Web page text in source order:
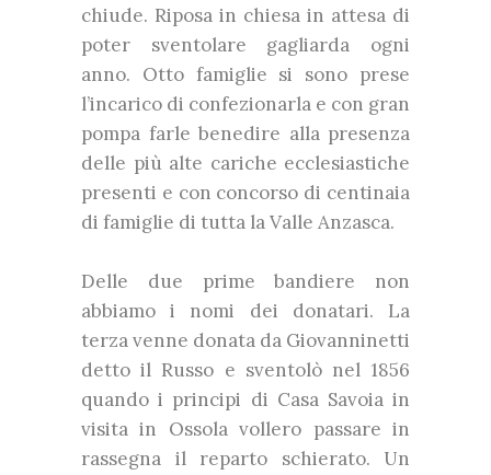
chiude. Riposa in chiesa in attesa di
poter sventolare gagliarda ogni
anno. Otto famiglie si sono prese
l’incarico di confezionarla e con gran
pompa farle benedire alla presenza
delle più alte cariche ecclesiastiche
presenti e con concorso di centinaia
di famiglie di tutta la Valle Anzasca.
Delle due prime bandiere non
abbiamo i nomi dei donatari. La
terza venne donata da Giovanninetti
detto il Russo e sventolò nel 1856
quando i principi di Casa Savoia in
visita in Ossola vollero passare in
rassegna il reparto schierato. Un